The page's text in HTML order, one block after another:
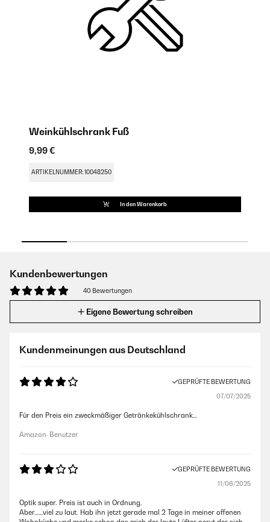
Weinkühlschrank Fuß
9,99 €
ARTIKELNUMMER: 10048250
In den Warenkorb
Kundenbewertungen
40 Bewertungen
Eigene Bewertung schreiben
Kundenmeinungen aus Deutschland
GEPRÜFTE BEWERTUNG
07/07/2025
Für den Preis ein zweckmäßiger Getränkekühlschrank…
Amazon-Benutzer
GEPRÜFTE BEWERTUNG
11/06/2025
Optik super. Preis ist auch in Ordnung.
Aber……viel zu laut. Hab ihn jetzt gerade mal 2 Tage in meiner offenen